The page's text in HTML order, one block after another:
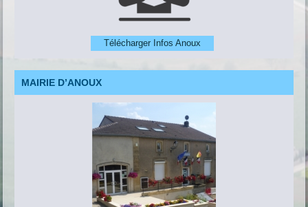
Télécharger Infos Anoux
MAIRIE D’ANOUX